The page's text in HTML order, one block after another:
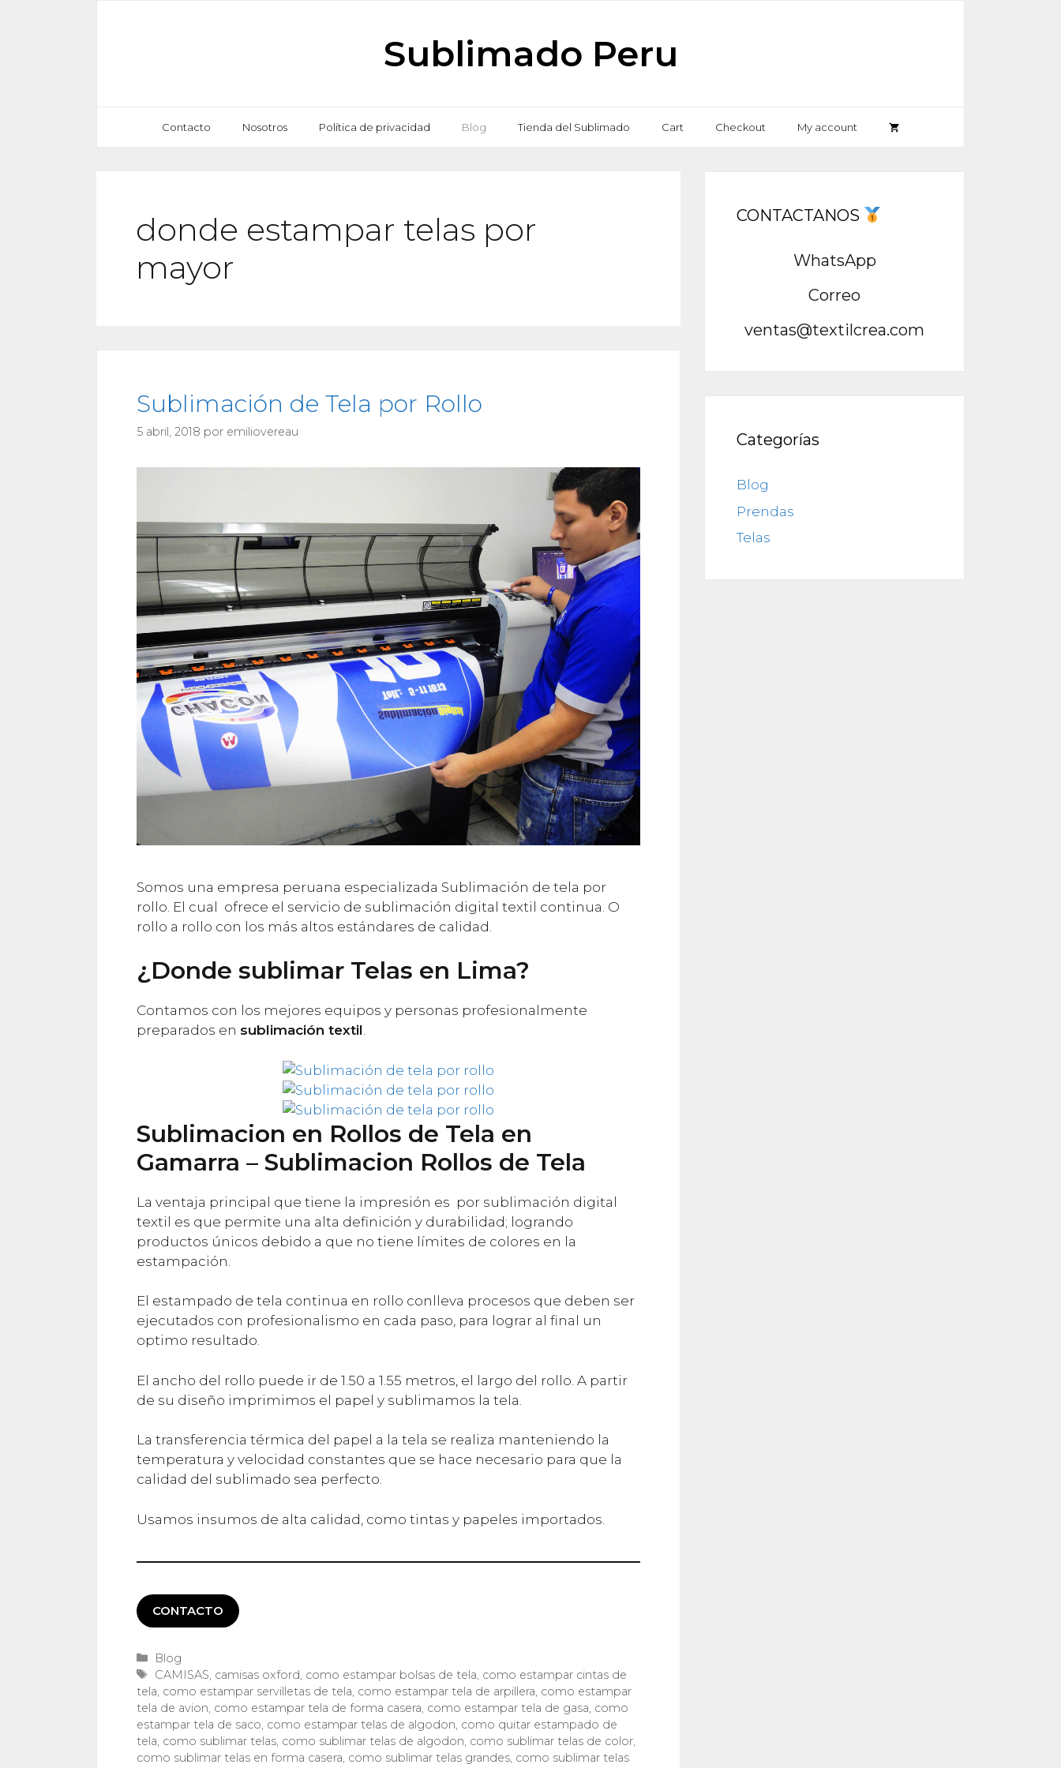
Sublimado Peru
Contacto Nosotros Política de privacidad Blog Tienda del Sublimado Cart Checkout My account
donde estampar telas por
mayor
Sublimación de Tela por Rollo
5 abril, 2018 por emiliovereau
Somos una empresa peruana especializada Sublimación de tela por
rollo. El cual ofrece el servicio de sublimación digital textil continua. O
rollo a rollo con los más altos estándares de calidad.
¿Donde sublimar Telas en Lima?
Contamos con los mejores equipos y personas profesionalmente
preparados en sublimación textil.
Sublimacion en Rollos de Tela en
Gamarra – Sublimacion Rollos de Tela
La ventaja principal que tiene la impresión es por sublimación digital
textil es que permite una alta definición y durabilidad; logrando
productos únicos debido a que no tiene límites de colores en la
estampación.
El estampado de tela continua en rollo conlleva procesos que deben ser
ejecutados con profesionalismo en cada paso, para lograr al final un
optimo resultado.
El ancho del rollo puede ir de 1.50 a 1.55 metros, el largo del rollo. A partir
de su diseño imprimimos el papel y sublimamos la tela.
La transferencia térmica del papel a la tela se realiza manteniendo la
temperatura y velocidad constantes que se hace necesario para que la
calidad del sublimado sea perfecto.
Usamos insumos de alta calidad, como tintas y papeles importados.
CONTACTO
Categorías
Blog
Etiquetas
CAMISAS, camisas oxford, como estampar bolsas de tela, como estampar cintas de
tela, como estampar servilletas de tela, como estampar tela de arpillera, como estampar
tela de avion, como estampar tela de forma casera, como estampar tela de gasa, como
estampar tela de saco, como estampar telas de algodon, como quitar estampado de
tela, como sublimar telas, como sublimar telas de algodon, como sublimar telas de color,
como sublimar telas en forma casera, como sublimar telas grandes, como sublimar telas
CONTACTANOS
WhatsApp
Correo
ventas@textilcrea.com
Categorías
Blog
Prendas
Telas